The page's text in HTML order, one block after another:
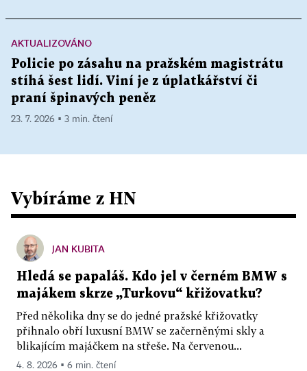
AKTUALIZOVÁNO
Policie po zásahu na pražském magistrátu
stíhá šest lidí. Viní je z úplatkářství či
praní špinavých peněz
23. 7. 2026 ▪ 3 min. čtení
Vybíráme z HN
JAN KUBITA
Hledá se papaláš. Kdo jel v černém BMW s
majákem skrze „Turkovu“ křižovatku?
Před několika dny se do jedné pražské křižovatky
přihnalo obří luxusní BMW se začerněnými skly a
blikajícím majáčkem na střeše. Na červenou...
4. 8. 2026 ▪ 6 min. čtení